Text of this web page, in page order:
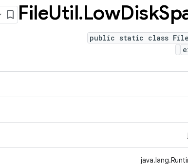
‫FileUtil.LowDisk
public static class